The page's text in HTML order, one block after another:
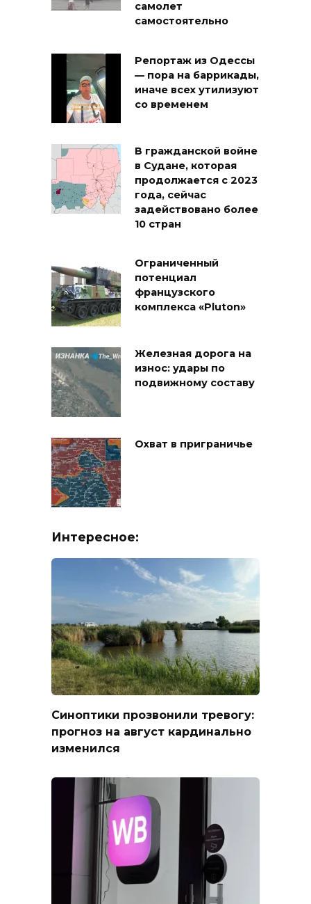
самолет
самостоятельно
Репортаж из Одессы
— пора на баррикады,
иначе всех утилизуют
со временем
В гражданской войне
в Судане, которая
продолжается с 2023
года, сейчас
задействовано более
10 стран
Ограниченный
потенциал
французского
комплекса «Pluton»
Железная дорога на
износ: удары по
подвижному составу
Охват в приграничье
Интересное:
Синоптики прозвонили тревогу:
прогноз на август кардинально
изменился